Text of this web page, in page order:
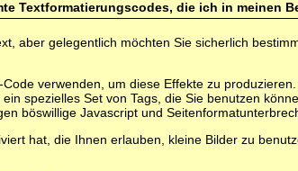
Textformatierungscodes, die ich in meinen
aber gelegentlich möchten Sie sicherlich
verwenden, um diese Effekte zu
spezielles Set von Tags, die Sie benutzen
böswillige Javascript und
hat, die Ihnen erlauben, kleine Bilder zu